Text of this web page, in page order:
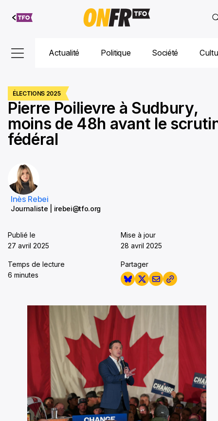
Aller au
contenu
Actualité Politique Société
ÉLECTIONS 2025
Pierre Poilievre à Sudbury,
moins de 48h avant le
fédéral
Inès Rebei
Journaliste | irebei@tfo.org
Publié le
27 avril 2025
Mise à jour
28 avril 2025
Temps de lecture
6 minutes
Partager